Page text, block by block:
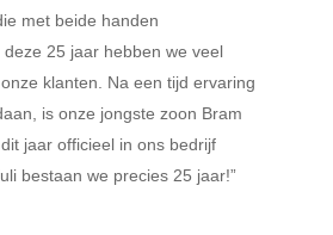
met beide handen
25 jaar hebben we veel
klanten. Na een tijd ervaring
is onze jongste zoon Bram
jaar officieel in ons bedrijf
bestaan we precies 25 jaar!”